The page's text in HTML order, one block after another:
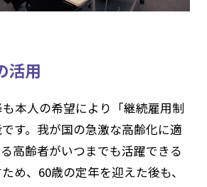
活用
本人の希望により「継続雇用制
す。我が国の急激な高齢化に適
高齢者がいつまでも活躍できる
め、60歳の定年を迎えた後も、